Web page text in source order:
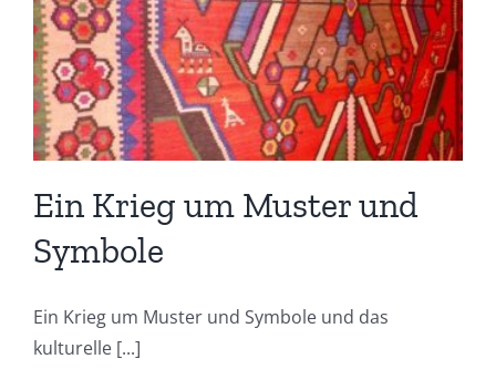
Ein Krieg um Muster und
Symbole
Ein Krieg um Muster und Symbole und das
kulturelle [...]